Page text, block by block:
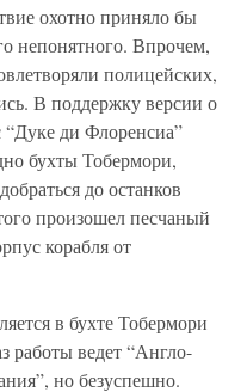
охотно приняло бы
непонятного. Впрочем,
полицейских,
В поддержку версии о
ди Флоренсиа”
бухты Тобермори,
до останков
произошел песчаный
корабля от
в бухте Тобермори
работы ведет “Англо-
но безуспешно.